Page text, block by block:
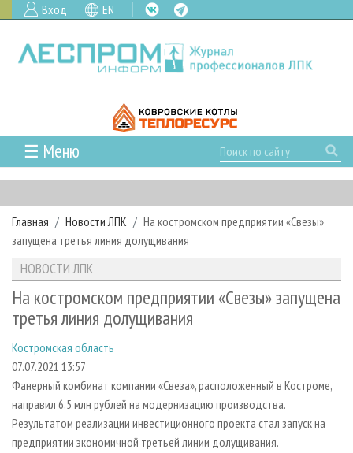
Вход EN
☰ Меню
ГЛАВНАЯ
РУБРИКИ И ТЕМЫ
РУБРИКИ ЖУРНАЛА
ЛЕСОЗАГОТОВКА
ЛЕСОПИЛЕНИЕ
СУШКА ДРЕВЕСИНЫ
ПРОИЗВОДСТВО ДРЕВЕСНЫХ ПЛИТ
ДЕРЕВЯННОЕ ДОМОСТРОЕНИЕ
ПРОИЗВОДСТВО МЕБЕЛИ
НОВОСТИ
НОВОСТИ ЛПК
НОВОСТИ ЖУРНАЛА
ПРОЕКТЫ ЛПИ
АНАЛИТИКА
ПРЕДПРИЯТИЯ ЛПК
ПЕРСОНЫ
МОБИЛЬНЫЕ ВЫСТАВКИ
ОФИЦИАЛЬНЫЕ ДЕЛЕГАЦИИ
ПРИОРИТЕТНЫЕ ИНВЕСТПРОЕКТЫ
АРХИВ ЖУРНАЛОВ
О ЖУРНАЛЕ
ПОДПИСКА
КОНТАКТЫ
РЕКЛАМОДАТЕЛЯМ
РЕКЛАМА
РЕКЛАМА НА САЙТЕ
Главная Новости ЛПК
На костромском предприятии «Свезы»
запущена третья линия долущивания
НОВОСТИ ЛПК
На костромском предприятии «Свезы» запущена
третья линия долущивания
Костромская область
07.07.2021 13:57
Фанерный комбинат компании «Свеза», расположенный в Костроме,
направил 6,5 млн рублей на модернизацию производства.
Результатом реализации инвестиционного проекта стал запуск на
предприятии экономичной третьей линии долущивания.